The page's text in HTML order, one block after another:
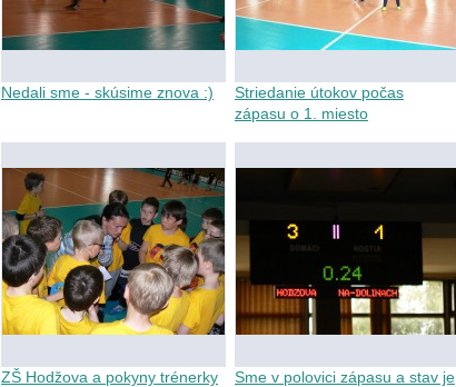
Nedali sme - skúsime znova :)
Striedanie útokov počas
zápasu o 1. miesto
ZŠ Hodžova a pokyny trénerky
Sme v polovici zápasu a stav je